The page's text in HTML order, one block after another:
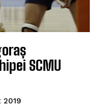
SCMU
2019